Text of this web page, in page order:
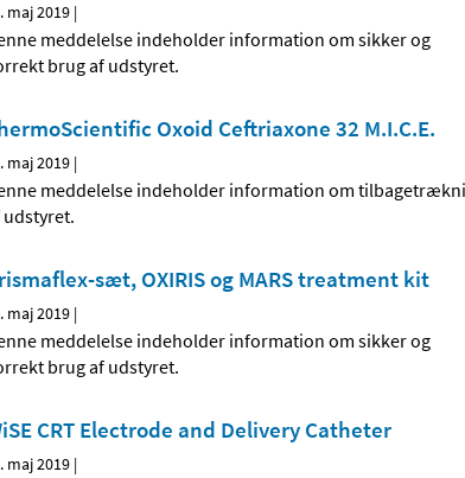
maj 2019 |
meddelelse indeholder information om sikker og
brug af udstyret.
Oxoid Ceftriaxone 32 M.I.C.E.
maj 2019 |
meddelelse indeholder information om
udstyret.
sæt, OXIRIS og MARS treatment kit
maj 2019 |
meddelelse indeholder information om sikker og
brug af udstyret.
CRT Electrode and Delivery Catheter
maj 2019 |